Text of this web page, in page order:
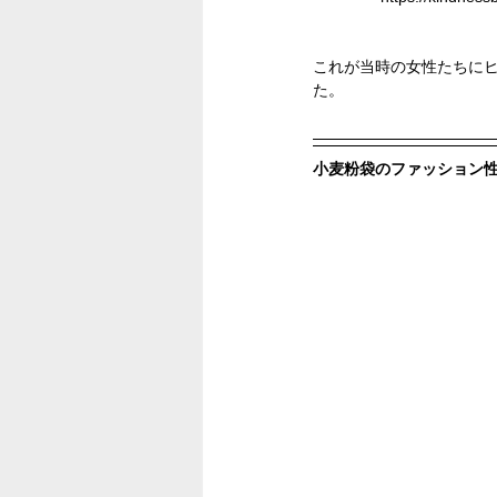
これが当時の女性たちに
た。
小麦粉袋のファッション